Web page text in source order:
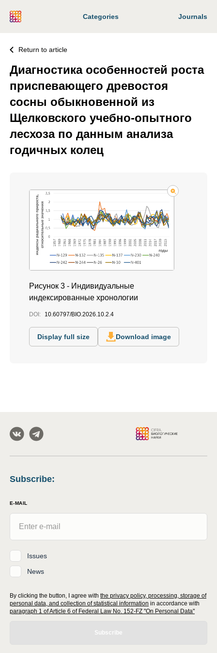
Categories Journals
Return to article
Диагностика особенностей роста
приспевающего древостоя
сосны обыкновенной из
Щелковского учебно-опытного
лесхоза по данным анализа
годичных колец
Рисунок 3 - Индивидуальные
индексированные хронологии
DOI: 10.60797/BIO.2026.10.2.4
Display full size Download image
Subscribe:
E-MAIL
Issues
News
By clicking the button, I agree with the privacy policy, processing, storage of
personal data, and collection of statistical information in accordance with
paragraph 1 of Article 6 of Federal Law No. 152-FZ "On Personal Data"
Subscribe